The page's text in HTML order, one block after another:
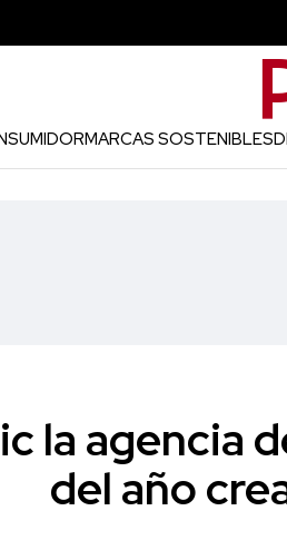
MARCAS SOSTENIBLES
la agencia
del año